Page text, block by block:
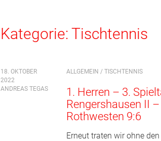
Kategorie: Tischtennis
18. OKTOBER
2022
ANDREAS TEGAS
ALLGEMEIN / TISCHTENNIS
1. Herren – 3.
Rengershausen II
Rothwesten 9:6
Erneut traten wir ohne den